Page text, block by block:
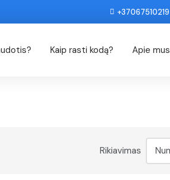
+37067510219
Kaip rasti kodą? Apie mus
Rikiavimas